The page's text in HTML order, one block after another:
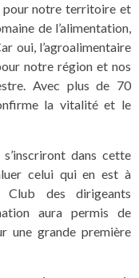
pour notre territoire et
de l’alimentation,
oui, l’agroalimentaire
notre région et nos
Avec plus de 70
la vitalité et le
dans cette
celui qui en est à
Club des dirigeants
aura permis de
une grande première